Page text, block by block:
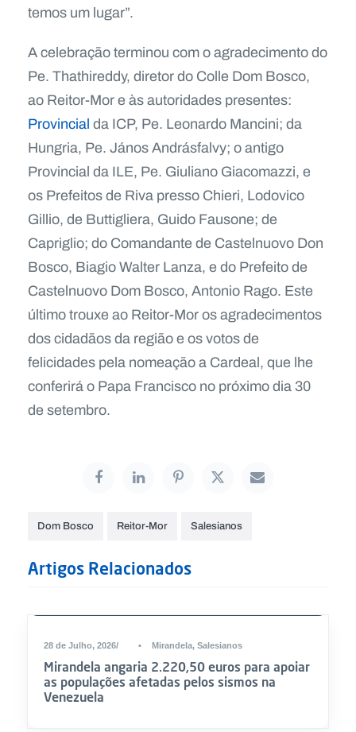
temos um lugar”.
A celebração terminou com o agradecimento do
Pe. Thathireddy, diretor do Colle Dom Bosco,
ao Reitor-Mor e às autoridades presentes:
Provincialda ICP, Pe. Leonardo Mancini; da
Hungria, Pe. János Andrásfalvy; o antigo
Provincial da ILE, Pe. Giuliano Giacomazzi, e
os Prefeitos de Riva presso Chieri, Lodovico
Gillio, de Buttigliera, Guido Fausone; de
Capriglio; do Comandante de Castelnuovo Don
Bosco, Biagio Walter Lanza, e do Prefeito de
Castelnuovo Dom Bosco, Antonio Rago. Este
último trouxe ao Reitor-Mor os agradecimentos
dos cidadãos da região e os votos de
felicidades pela nomeação a Cardeal, que lhe
conferirá o Papa Francisco no próximo dia 30
de setembro.
Dom Bosco Reitor-Mor Salesianos
Artigos Relacionados
DESTAQUE
28 de Julho, 2026 • Mirandela, Salesianos
Mirandela angaria 2.220,50 euros para apoiar
as populações afetadas pelos sismos na
Venezuela